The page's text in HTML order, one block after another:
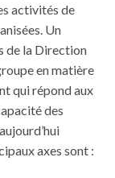
activités de
Un
de la Direction
en matière
qui répond aux
des
axes sont :